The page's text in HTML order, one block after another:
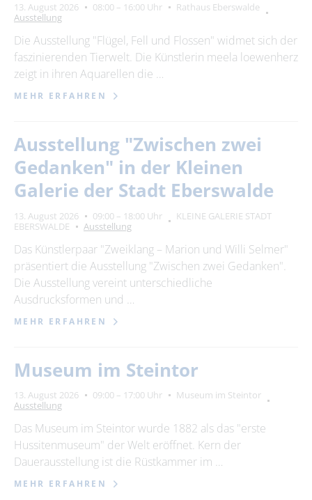
13. August 2026 08:00 – 16:00 Uhr
Rathaus Eberswalde
Ausstellung
Die Ausstellung "Flügel, Fell und Flossen" widmet sich der
faszinierenden Tierwelt. Die Künstlerin meela loewenherz
zeigt in ihren Aquarellen die …
MEHR ERFAHREN
Ausstellung "Zwischen zwei
Gedanken" in der Kleinen
Galerie der Stadt Eberswalde
13. August 2026 09:00 – 18:00 Uhr
KLEINE GALERIE STADT
EBERSWALDE
Ausstellung
Das Künstlerpaar "Zweiklang – Marion und Willi Selmer"
präsentiert die Ausstellung "Zwischen zwei Gedanken".
Die Ausstellung vereint unterschiedliche
Ausdrucksformen und …
MEHR ERFAHREN
Museum im Steintor
13. August 2026 09:00 – 17:00 Uhr
Museum im Steintor
Ausstellung
Das Museum im Steintor wurde 1882 als das "erste
Hussitenmuseum" der Welt eröffnet. Kern der
Dauerausstellung ist die Rüstkammer im …
MEHR ERFAHREN